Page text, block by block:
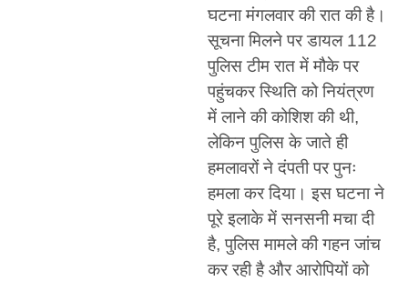
घटना मंगलवार की रात की है।
सूचना मिलने पर डायल 112
पुलिस टीम रात में मौके पर
पहुंचकर स्थिति को नियंत्रण
में लाने की कोशिश की थी,
लेकिन पुलिस के जाते ही
हमलावरों ने दंपती पर पुनः
हमला कर दिया। इस घटना ने
पूरे इलाके में सनसनी मचा दी
है, पुलिस मामले की गहन जांच
कर रही है और आरोपियों को